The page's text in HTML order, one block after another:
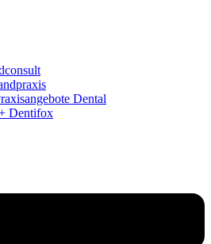
Dental
Dentifox